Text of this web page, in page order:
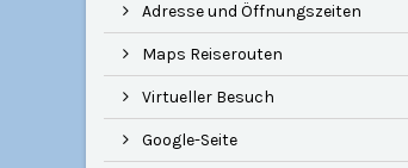
Adresse und Öffnungszeiten
Maps Reiserouten
Virtueller Besuch
Google-Seite